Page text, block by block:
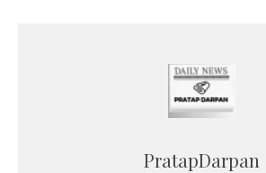
PratapDarpan